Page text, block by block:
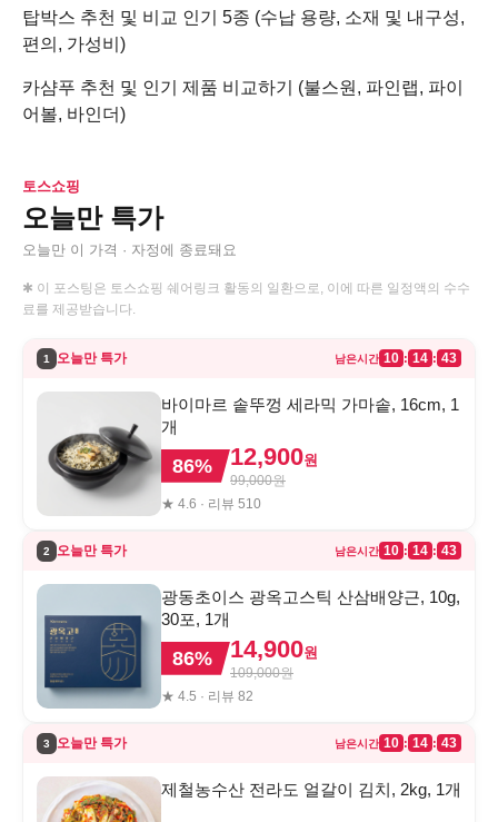
탑박스 추천 및 비교 인기 5종 (수납 용량, 소재 및 내구성,
편의, 가성비)
카샴푸 추천 및 인기 제품 비교하기 (불스원, 파인랩, 파이
어볼, 바인더)
토스쇼핑
오늘만 특가
오늘만 이 가격 · 자정에 종료돼요
✱ 이 포스팅은 토스쇼핑 쉐어링크 활동의 일환으로, 이에 따른 일정액의 수수
료를 제공받습니다.
1 오늘만 특가 남은시간 10 : 14 : 43
바이마르 솥뚜껑 세라믹 가마솥, 16cm, 1
개
86% 12,900원
99,000원
★ 4.6 · 리뷰 510
2 오늘만 특가 남은시간 10 : 14 : 43
광동초이스 광옥고스틱 산삼배양근, 10g,
30포, 1개
86% 14,900원
109,000원
★ 4.5 · 리뷰 82
3 오늘만 특가 남은시간 10 : 14 : 43
제철농수산 전라도 얼갈이 김치, 2kg, 1개